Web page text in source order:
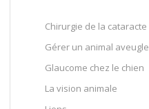
Chirurgie de la cataracte
Gérer un animal aveugle
Glaucome chez le chien
La vision animale